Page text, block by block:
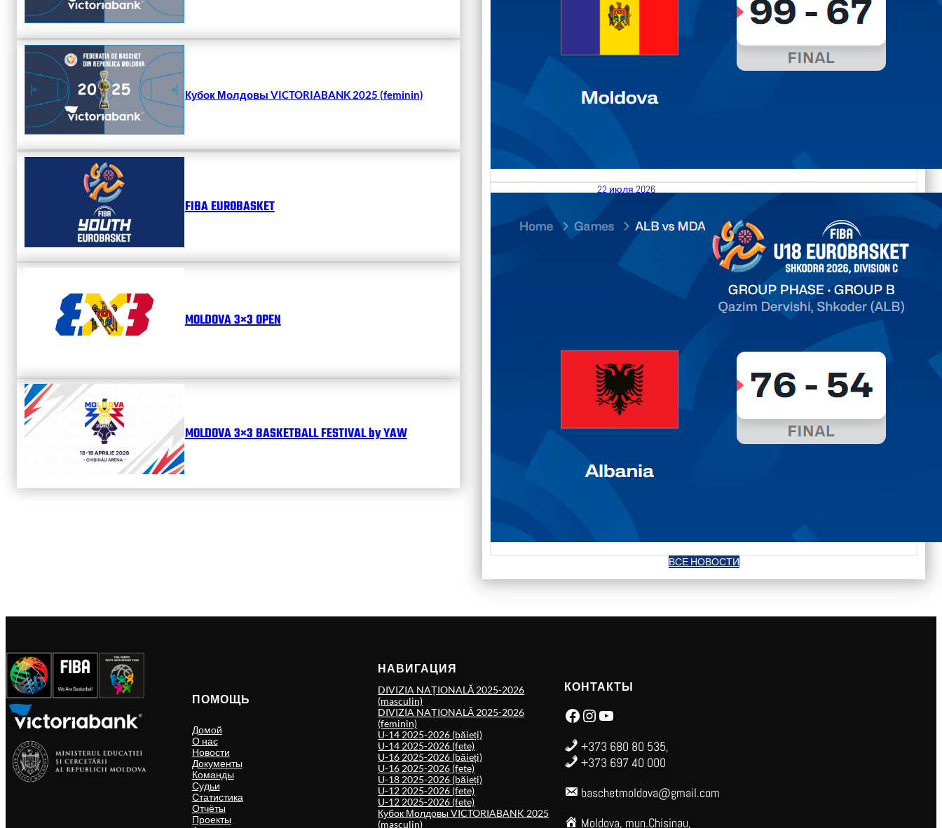
Кубок Молдовы VICTORIABANK 2025 (feminin)
FIBA EUROBASKET
MOLDOVA 3×3 OPEN
MOLDOVA 3×3 BASKETBALL FESTIVAL by YAW
22 июля 2026
23.07.2026 Albania vs Moldova FIBA U18 EuroBasket 2026,
Division C
КалендарьТаблица Выберите Обзор Статистика Матч сыгран 0
Читать далее
ВСЕ НОВОСТИ
ПОМОЩЬ
Домой
О нас
Новости
Документы
Команды
Судьи
Статистика
Отчёты
Проекты
НАВИГАЦИЯ
DIVIZIA NAȚIONALĂ 2025-2026
(masculin)
DIVIZIA NAȚIONALĂ 2025-2026
(feminin)
U-14 2025-2026 (băieți)
U-14 2025-2026 (fete)
U-16 2025-2026 (băieți)
U-16 2025-2026 (fete)
U-18 2025-2026 (băieți)
U-12 2025-2026 (fete)
U-12 2025-2026 (fete)
Кубок Молдовы VICTORIABANK 2025
(masculin)
КОНТАКТЫ
Facebook Instagram YouTube
+373 680 80 535,
+373 697 40 000
baschetmoldova@gmail.com
Moldova, mun.Chisinau,